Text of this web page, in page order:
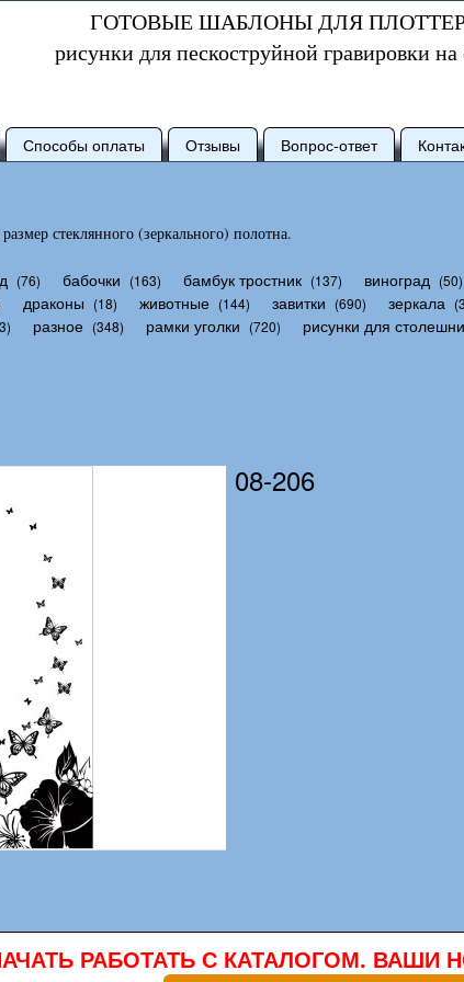
ГОТОВЫЕ ШАБЛОНЫ ДЛЯ
рисунки для пескоструйной гравировки на
Способы оплаты Отзывы Вопрос-ответ
стеклянного (зеркального) полотна.
(76) бабочки (163) бамбук тростник (137) виноград (50)
драконы (18) животные (144) завитки (690) зеркала
разное (348) рамки уголки (720) рисунки для
08-206
РАБОТАТЬ С КАТАЛОГОМ.